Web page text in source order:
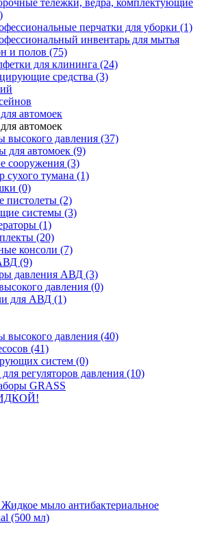
тележки, ведра, комплектующие
перчатки для уборки (1)
инвентарь для мытья
и полов (75)
для клининга (24)
средства (3)
автомоек
автомоек
высокого давления (37)
для автомоек (9)
сооружения (3)
сухого тумана (1)
(0)
пистолеты (2)
системы (3)
(1)
(20)
консоли (7)
(9)
давления АВД (3)
давления (0)
для АВД (1)
высокого давления (40)
(41)
систем (0)
регуляторов давления (10)
GRASS
Жидкое мыло антибактериальное
(500 мл)